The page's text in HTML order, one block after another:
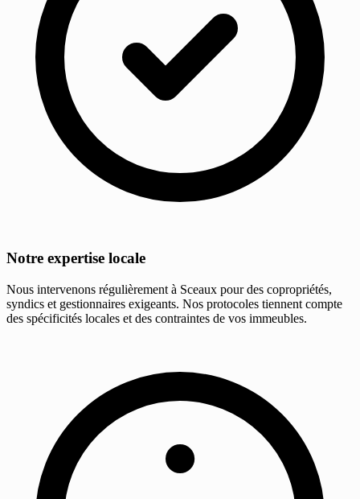
Notre expertise locale
Nous intervenons régulièrement à Sceaux pour des copropriétés,
syndics et gestionnaires exigeants. Nos protocoles tiennent compte
des spécificités locales et des contraintes de vos immeubles.